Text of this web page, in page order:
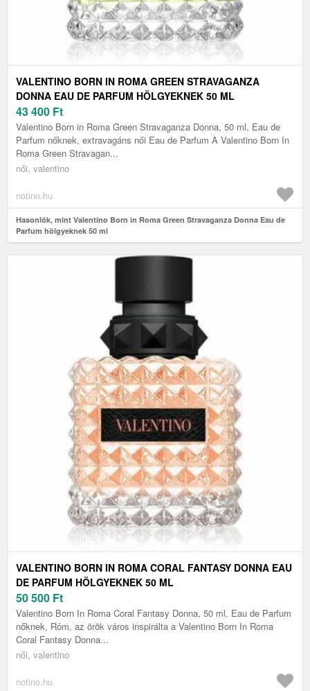
VALENTINO BORN IN ROMA GREEN STRAVAGANZA
DONNA EAU DE PARFUM HÖLGYEKNEK 50 ML
43 400 Ft
Valentino Born in Roma Green Stravaganza Donna, 50 ml, Eau de
Parfum nőknek, extravagáns női Eau de Parfum A Valentino Born In
Roma Green Stravagan...
női, valentino
notino.hu
Hasonlók, mint Valentino Born in Roma Green Stravaganza Donna Eau de
Parfum hölgyeknek 50 ml
VALENTINO BORN IN ROMA CORAL FANTASY DONNA EAU
DE PARFUM HÖLGYEKNEK 50 ML
50 500 Ft
Valentino Born In Roma Coral Fantasy Donna, 50 ml, Eau de Parfum
nőknek, Róm, az örök város inspirálta a Valentino Born In Roma
Coral Fantasy Donna...
női, valentino
notino.hu